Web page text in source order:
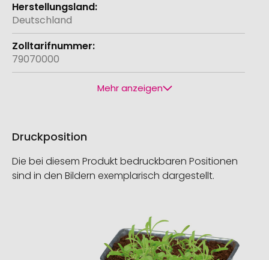
Deutschland
79070000
Mehr anzeigen
Druckposition
Die bei diesem Produkt bedruckbaren Positionen
sind in den Bildern exemplarisch dargestellt.